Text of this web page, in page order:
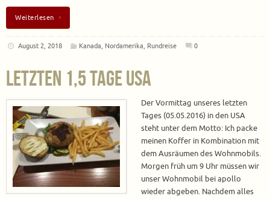
Weiterlesen
August 2, 2018 Kanada, Nordamerika, Rundreise 0
Letzten 1,5 Tage USA
Der Vormittag unseres letzten
Tages (05.05.2016) in den USA
steht unter dem Motto: Ich packe
meinen Koffer in Kombination mit
dem Ausräumen des Wohnmobils.
Morgen früh um 9 Uhr müssen wir
unser Wohnmobil bei apollo
wieder abgeben. Nachdem alles